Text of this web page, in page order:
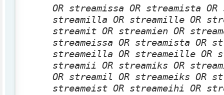
OR streamissa OR streamista
streamilla OR streamille OR
streamit OR streamien OR
streameissa OR streamista OR
streameilla OR streameille OR
streamii OR streamiks OR
OR streamil OR streameiks OR
streameist OR streameihi OR